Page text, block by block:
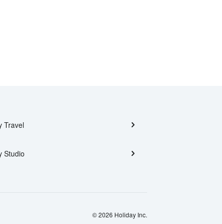
Travel
Studio
© 2026 Holiday Inc.